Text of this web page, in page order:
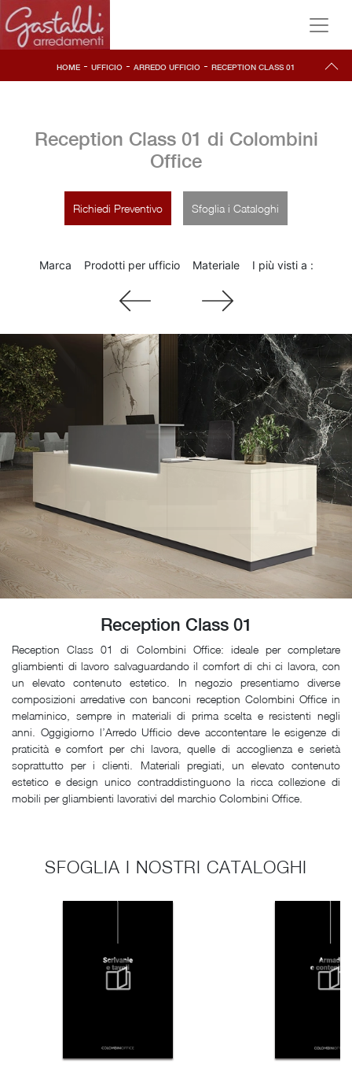
HOME - UFFICIO - ARREDO UFFICIO - RECEPTION CLASS 01
Reception Class 01 di Colombini
Office
Richiedi Preventivo Sfoglia i Cataloghi
Marca Prodotti per ufficio Materiale I più visti a :
Reception Class 01
Reception Class 01 di Colombini Office: ideale per completare
gliambienti di lavoro salvaguardando il comfort di chi ci lavora, con
un elevato contenuto estetico. In negozio presentiamo diverse
composizioni arredative con banconi reception Colombini Office in
melaminico, sempre in materiali di prima scelta e resistenti negli
anni. Oggigiorno l’Arredo Ufficio deve accontentare le esigenze di
praticità e comfort per chi lavora, quelle di accoglienza e serietà
soprattutto per i clienti. Materiali pregiati, un elevato contenuto
estetico e design unico contraddistinguono la ricca collezione di
mobili per gliambienti lavorativi del marchio Colombini Office.
SFOGLIA I NOSTRI CATALOGHI